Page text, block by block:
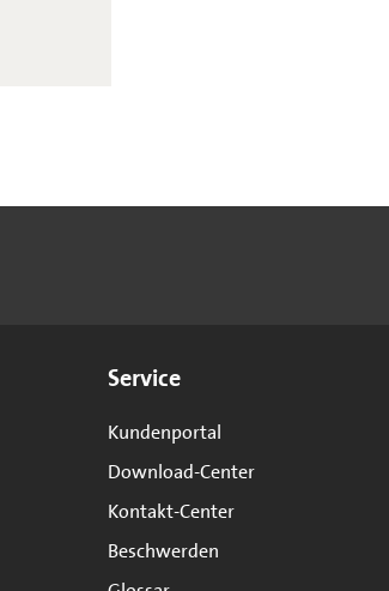
Service
Kundenportal
Download-Center
Kontakt-Center
Beschwerden